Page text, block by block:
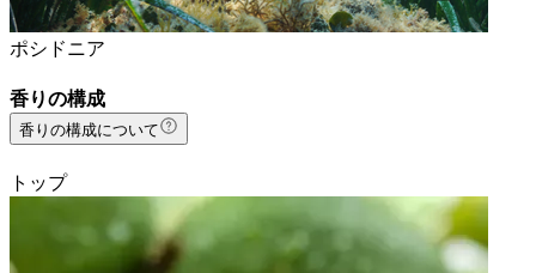
ポシドニア
香りの構成
香りの構成について
トップ